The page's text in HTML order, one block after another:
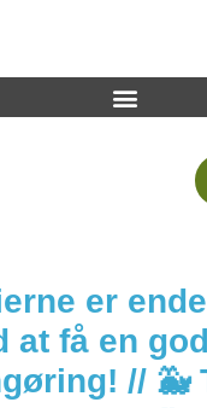
vaskeri
er
at få en
// 🐳